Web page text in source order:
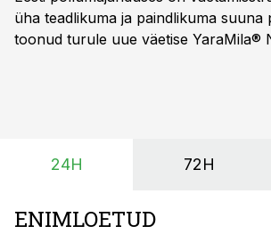
üha teadlikuma ja paindlikuma suuna
toonud turule uue väetise YaraMila®
24H 72H
ENIMLOETUD